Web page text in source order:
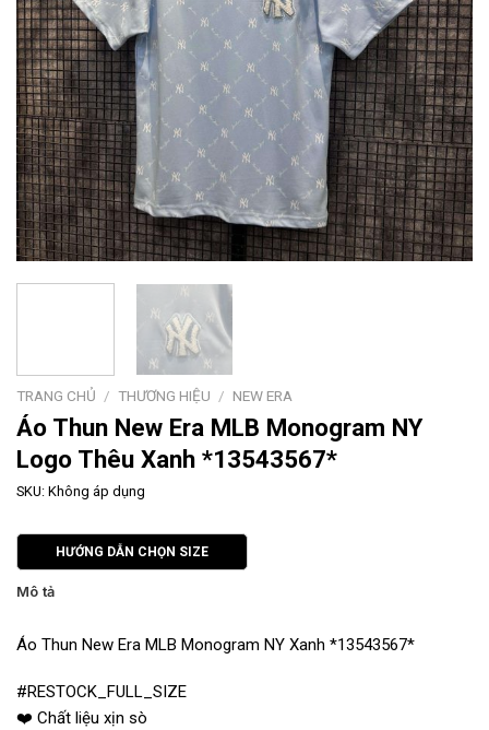
TRANG CHỦ / THƯƠNG HIỆU / NEW ERA
Áo Thun New Era MLB Monogram NY
Logo Thêu Xanh *13543567*
SKU: Không áp dụng
HƯỚNG DẪN CHỌN SIZE
Mô tả
Áo Thun New Era MLB Monogram NY Xanh *13543567*
#RESTOCK_FULL_SIZE
❤️ Chất liệu xịn sò